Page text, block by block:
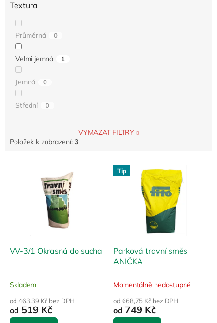
Textura
Průměrná 0
Velmi jemná 1
Jemná 0
Střední 0
VYMAZAT FILTRY
Položek k zobrazení: 3
dVV-3/1 Okrasná do sucha
Skladem
od 463,39 Kč bez DPH
od 519 Kč
Tip
Parková travní směs
ANIČKA
Momentálně nedostupné
od 668,75 Kč bez DPH
od 749 Kč